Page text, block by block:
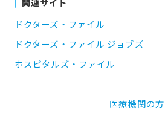
ドクターズ・ファイル
ドクターズ・ファイル ジョブズ
ホスピタルズ・ファイル
医療機関の